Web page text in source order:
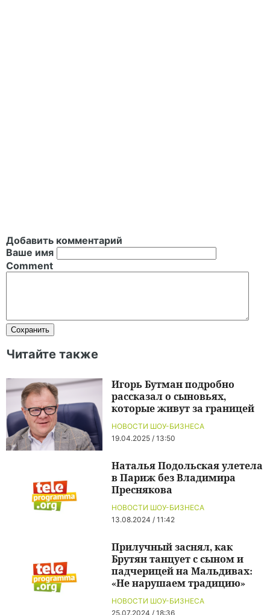
Добавить комментарий
Ваше имя
Comment
Читайте также
НОВОСТИ ШОУ-БИЗНЕСА
19.04.2025 / 13:50
Игорь Бутман подробно
рассказал о сыновьях,
которые живут за границей
НОВОСТИ ШОУ-БИЗНЕСА
13.08.2024 / 11:42
Наталья Подольская улетела
в Париж без Владимира
Преснякова
НОВОСТИ ШОУ-БИЗНЕСА
25.07.2024 / 18:36
Прилучный заснял, как
Брутян танцует с сыном и
падчерицей на Мальдивах:
«Не нарушаем традицию»